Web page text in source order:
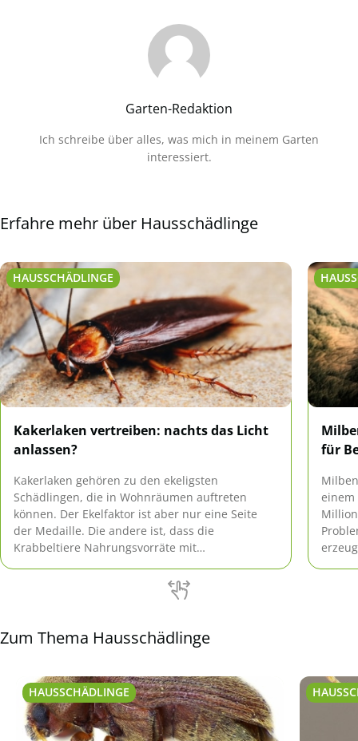
Garten-Redaktion
Ich schreibe über alles, was mich in meinem Garten
interessiert.
Erfahre mehr über Hausschädlinge
HAUSSCHÄDLINGE
Kakerlaken vertreiben: nachts das Licht
anlassen?
Kakerlaken gehören zu den ekeligsten
Schädlingen, die in Wohnräumen auftreten
können. Der Ekelfaktor ist aber nur eine Seite
der Medaille. Die andere ist, dass die
Krabbeltiere Nahrungsvorräte mit
es unerlässlich, den Insekten den Kampf
anzusagen. Lassen Sich Kakerlaken vertreiben,
für
einem
Zum Thema Hausschädlinge
HAUSSCHÄDLINGE